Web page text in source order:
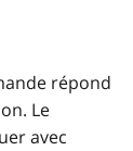
répond
Le
avec